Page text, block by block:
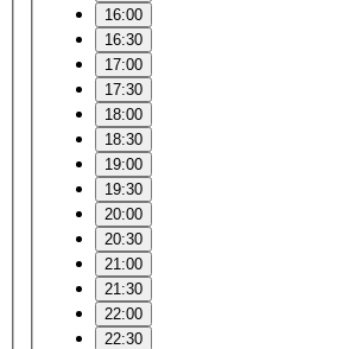
16:00
16:30
17:00
17:30
18:00
18:30
19:00
19:30
20:00
20:30
21:00
21:30
22:00
22:30